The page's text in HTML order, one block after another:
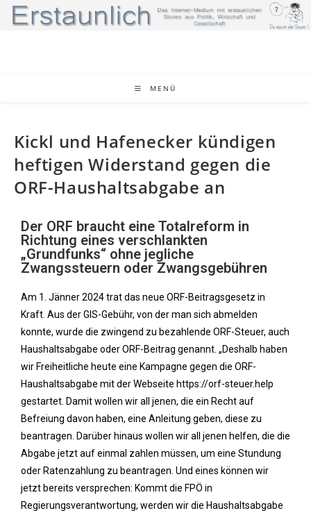
MENÜ
Kickl und Hafenecker kündigen
heftigen Widerstand gegen die
ORF-Haushaltsabgabe an
Der ORF braucht eine Totalreform in
Richtung eines verschlankten
„Grundfunks“ ohne jegliche
Zwangssteuern oder Zwangsgebühren
Am 1. Jänner 2024 trat das neue ORF-Beitragsgesetz in
Kraft. Aus der GIS-Gebühr, von der man sich abmelden
konnte, wurde die zwingend zu bezahlende ORF-Steuer, auch
Haushaltsabgabe oder ORF-Beitrag genannt. „Deshalb haben
wir Freiheitliche heute eine Kampagne gegen die ORF-
Haushaltsabgabe mit der Webseite https://orf-steuer.help
gestartet. Damit wollen wir all jenen, die ein Recht auf
Befreiung davon haben, eine Anleitung geben, diese zu
beantragen. Darüber hinaus wollen wir all jenen helfen, die die
Abgabe jetzt auf einmal zahlen müssen, um eine Stundung
oder Ratenzahlung zu beantragen. Und eines können wir
jetzt bereits versprechen: Kommt die FPÖ in
Regierungsverantwortung, werden wir die Haushaltsabgabe